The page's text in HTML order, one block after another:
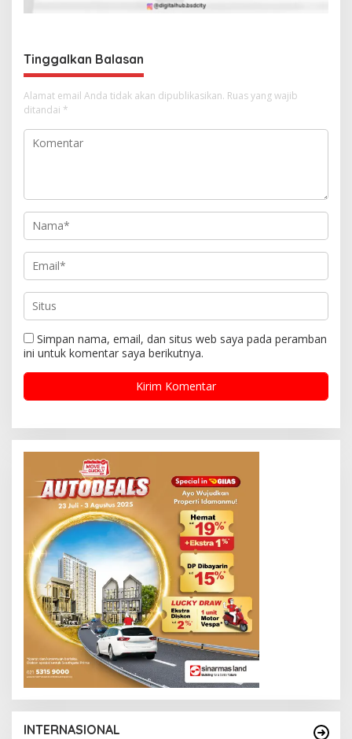
p
s
Tinggalkan Balasan
Alamat email Anda tidak akan dipublikasikan. Ruas yang wajib
ditandai *
Simpan nama, email, dan situs web saya pada peramban
ini untuk komentar saya berikutnya.
INTERNASIONAL